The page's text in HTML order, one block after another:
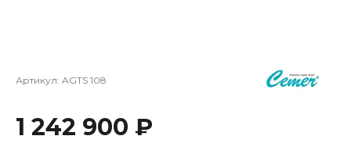
Артикул: AGTS 108
1 242 900 ₽